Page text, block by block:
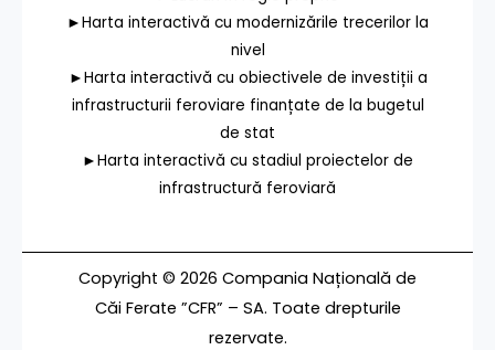
►Harta interactivă cu modernizările trecerilor la
nivel
►Harta interactivă cu obiectivele de investiții a
infrastructurii feroviare finanțate de la bugetul
de stat
►Harta interactivă cu stadiul proiectelor de
infrastructură feroviară
Copyright © 2026 Compania Națională de
Căi Ferate ”CFR” – SA. Toate drepturile
rezervate.